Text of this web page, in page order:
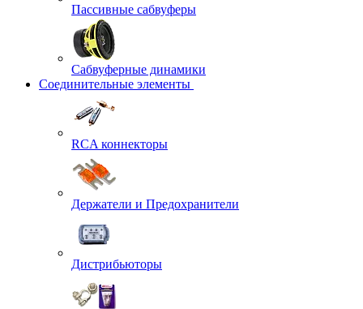
Пассивные сабвуферы
Сабвуферные динамики
Соединительные элементы
RCA коннекторы
Держатели и Предохранители
Дистрибьюторы